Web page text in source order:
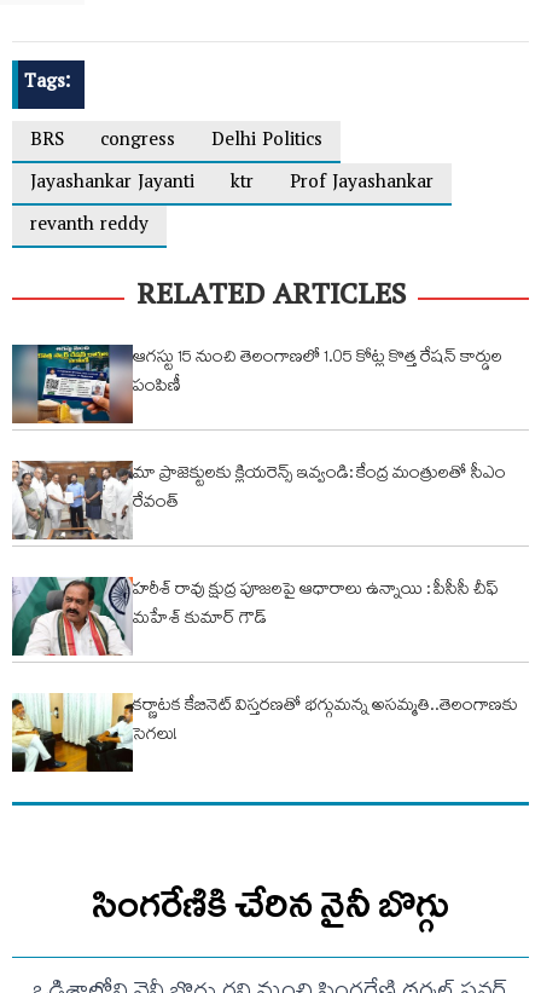
Tags:
BRS
congress
Delhi Politics
Jayashankar Jayanti
ktr
Prof Jayashankar
revanth reddy
RELATED ARTICLES
ఆగస్టు 15 నుంచి తెలంగాణలో 1.05 కోట్ల కొత్త రేషన్ కార్డుల
పంపిణీ
మా ప్రాజెక్టులకు క్లియరెన్స్ ఇవ్వండి: కేంద్ర మంత్రులతో సీఎం
రేవంత్
హరీశ్ రావు క్షుద్ర పూజలపై ఆధారాలు ఉన్నాయి : పీసీసీ చీఫ్
మహేశ్ కుమార్ గౌడ్
కర్ణాటక కేబినెట్ విస్తరణతో భగ్గుమన్న అసమ్మతి..తెలంగాణకు
సెగలు!
సింగరేణికి చేరిన నైనీ బొగ్గు